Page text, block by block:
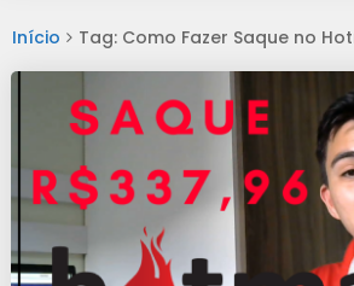
Início Tag: Como Fazer Saque no